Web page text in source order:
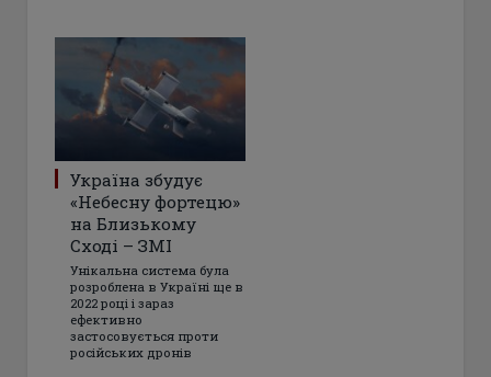
Україна збудує
«Небесну фортецю»
на Близькому
Сході – ЗМІ
Унікальна система була
розроблена в Україні ще в
2022 році і зараз
ефективно
застосовується проти
російських дронів